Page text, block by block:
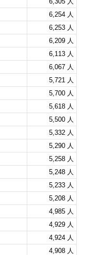
6,254 人
6,253 人
6,209 人
6,113 人
6,067 人
5,721 人
5,700 人
5,618 人
5,500 人
5,332 人
5,290 人
5,258 人
5,248 人
5,233 人
5,208 人
4,985 人
4,929 人
4,924 人
4,908 人